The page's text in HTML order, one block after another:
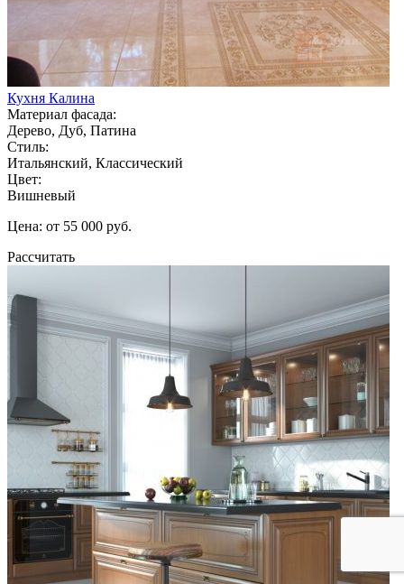
Кухня Калина
Материал фасада:
Дерево, Дуб, Патина
Стиль:
Итальянский, Классический
Цвет:
Вишневый
Цена: от 55 000 руб.
Рассчитать